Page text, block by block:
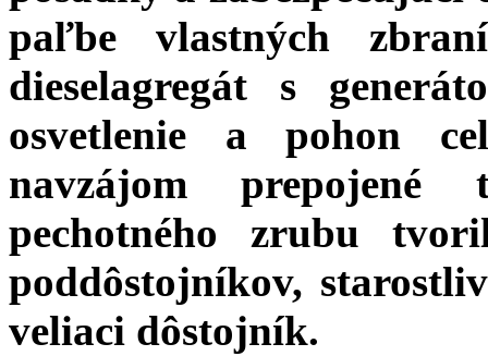
paľbe vlastných
dieselagregát s
osvetlenie a pohon
navzájom prepojené
pechotného zrubu
poddôstojníkov,
veliaci dôstojník.